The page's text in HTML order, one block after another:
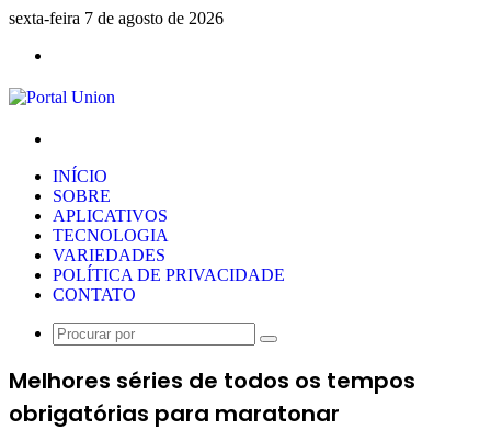
sexta-feira 7 de agosto de 2026
INÍCIO
SOBRE
APLICATIVOS
TECNOLOGIA
VARIEDADES
POLÍTICA DE PRIVACIDADE
CONTATO
Procurar
Melhores séries de todos os tempos
obrigatórias para maratonar